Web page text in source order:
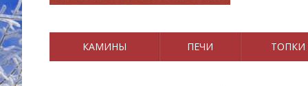
КАМИНЫ ПЕЧИ ТОПКИ